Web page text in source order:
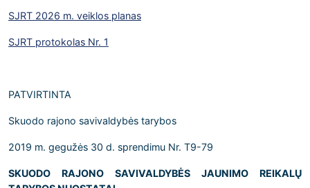
SJRT 2026 m. veiklos planas
SJRT protokolas Nr. 1
PATVIRTINTA
Skuodo rajono savivaldybės tarybos
2019 m. gegužės 30 d. sprendimu Nr. T9-79
SKUODO RAJONO SAVIVALDYBĖS JAUNIMO REIKALŲ